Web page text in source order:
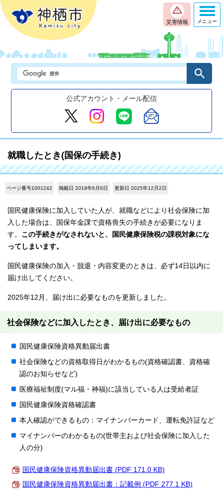
災害情報
公式アカウント・メール配信
メニュー
就職したとき(国保の手続き)
ページ番号1001242 掲載日 2019年6月6日 更新日 2025年12月2日
国民健康保険に加入していた人が、就職などにより社会保険に加
入した場合は、国保年金課で資格喪失の手続きが必要になりま
す。 この手続きがなされないと、国民健康保険税の課税対象にな
ってしまいます。
国民健康保険の加入・脱退・内容変更のときは、必ず14日以内に
届け出してください。
2025年12月、届け出に必要なものを更新しました。
社会保険などに加入したとき、届け出に必要なもの
国民健康保険資格異動届出書
社会保険などの資格取得日がわかるもの(資格確認書、資格確
認のお知らせなど)
医療福祉制度(マル福・神福)に該当している人は受給者証
国民健康保険資格確認書
本人確認ができるもの：マイナンバーカード、運転免許証など
マイナンバーのわかるもの(世帯主および社会保険に加入した
人の分)
国民健康保険資格異動届出書 (PDF 171.0 KB)
国民健康保険資格異動届出書：記載例 (PDF 277.1 KB)